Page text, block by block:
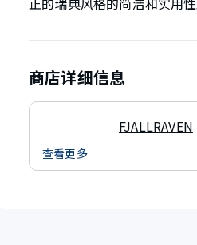
商店详细信息
FJALLRAVEN
查看更多